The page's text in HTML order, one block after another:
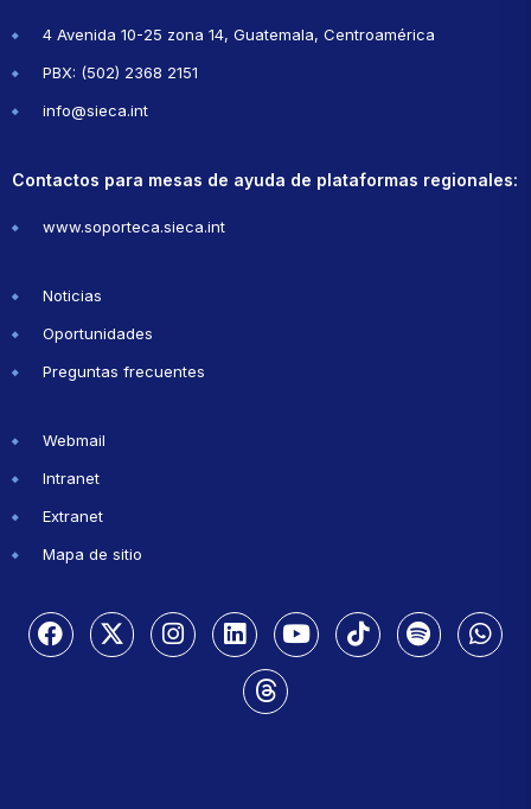
4 Avenida 10-25 zona 14, Guatemala, Centroamérica
PBX: (502) 2368 2151
info@sieca.int
Contactos para mesas de ayuda de plataformas regionales:
www.soporteca.sieca.int
Noticias
Oportunidades
Preguntas frecuentes
Webmail
Intranet
Extranet
Mapa de sitio